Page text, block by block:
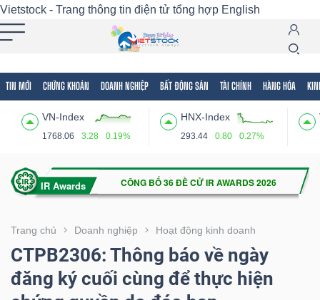
Vietstock - Trang thông tin điện tử tổng hợp English
TIN MỚI CHỨNG KHOÁN DOANH NGHIỆP BẤT ĐỘNG SẢN TÀI CHÍNH HÀNG HÓA
VN-Index
1768.06 3.28 0.19%
HNX-Index
293.44 0.80 0.27%
Trang chủ Doanh nghiệp Hoạt động kinh doanh
CTPB2306: Thông báo về ngày
đăng ký cuối cùng để thực hiện
Tất cả Tính năng Ngành Mã chứng khoán
Tính
(-)
VIETSTOCK
CHỨNG